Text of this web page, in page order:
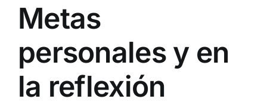
Metas
personales y en
la reflexión